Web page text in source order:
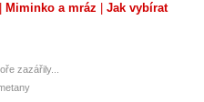
Miminko a mráz
Jak vybírat
zazářily...